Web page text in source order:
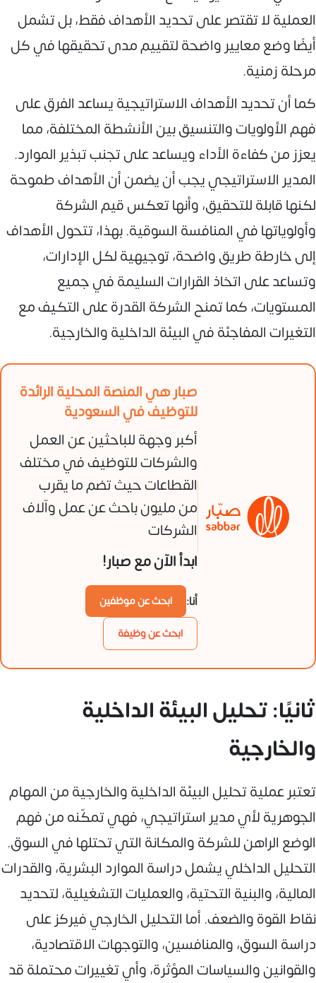
العملية لا تقتصر على تحديد الأهداف فقط، بل تشمل
أيضًا وضع معايير واضحة لتقييم مدى تحقيقها في كل
مرحلة زمنية.
كما أن تحديد الأهداف الاستراتيجية يساعد الفرق على
فهم الأولويات والتنسيق بين الأنشطة المختلفة، مما
يعزز من كفاءة الأداء ويساعد على تجنب تبذير الموارد.
المدير الاستراتيجي يجب أن يضمن أن الأهداف طموحة
لكنها قابلة للتحقيق، وأنها تعكس قيم الشركة
وأولوياتها في المنافسة السوقية. بهذا، تتحول الأهداف
إلى خارطة طريق واضحة، توجيهية لكل الإدارات،
وتساعد على اتخاذ القرارات السليمة في جميع
المستويات، كما تمنح الشركة القدرة على التكيف مع
التغيرات المفاجئة في البيئة الداخلية والخارجية.
صبار هي المنصة المحلية الرائدة
للتوظيف في السعودية
أكبر وجهة للباحثين عن العمل
والشركات للتوظيف في مختلف
القطاعات حيث تضم ما يقرب
من مليون باحث عن عمل وآلاف
الشركات
ابدأ الآن مع صبار!
أنا:
ابحث عن موظفين
ابحث عن وظيفة
ثانيًا: تحليل البيئة الداخلية
والخارجية
تعتبر عملية تحليل البيئة الداخلية والخارجية من المهام
الجوهرية لأي مدير استراتيجي، فهي تمكّنه من فهم
الوضع الراهن للشركة والمكانة التي تحتلها في السوق.
التحليل الداخلي يشمل دراسة الموارد البشرية، والقدرات
المالية، والبنية التحتية، والعمليات التشغيلية، لتحديد
نقاط القوة والضعف. أما التحليل الخارجي فيركز على
دراسة السوق، والمنافسين، والتوجهات الاقتصادية،
والقوانين والسياسات المؤثرة، وأي تغييرات محتملة قد